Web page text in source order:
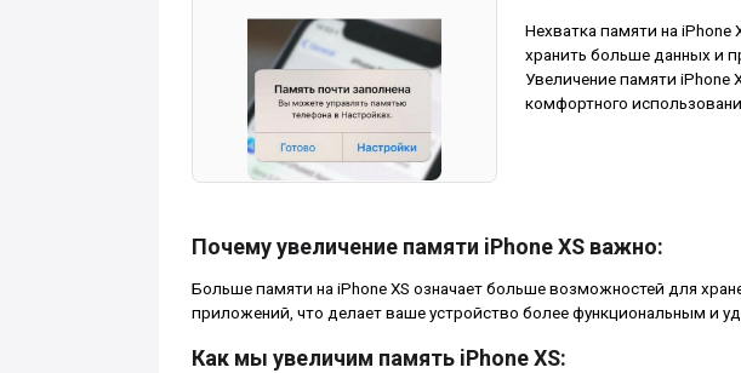
Нехватка памяти на
хранить больше данных и
Увеличение памяти iPhone
комфортного
Почему увеличение памяти iPhone XS важно:
Больше памяти на iPhone XS означает больше возможностей для
приложений, что делает ваше устройство более функциональным и
Как мы увеличим память iPhone XS: